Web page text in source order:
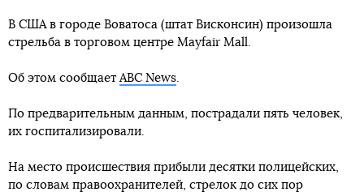
В США в городе Воватоса (штат Висконсин) произошла
стрельба в торговом центре Mayfair Mall.
Об этом сообщаетABC News.
По предварительным данным, пострадали пять человек,
их госпитализировали.
На место происшествия прибыли десятки полицейских,
по словам правоохранителей, стрелок до сих пор